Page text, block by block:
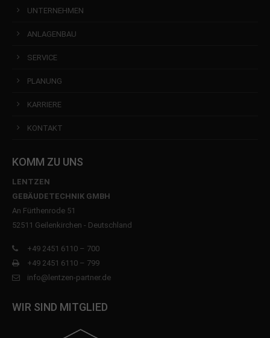
UNTERNEHMEN
ANLAGENBAU
SERVICE
PLANUNG
KARRIERE
KONTAKT
KOMM ZU UNS
LENTZEN
GEBÄUDETECHNIK GMBH
An Fürthenrode 51
52511 Geilenkirchen - Deutschland
+49 2451 6110 – 700
+49 2451 6110 – 799
info@lentzen-partner.de
WIR SIND MITGLIED